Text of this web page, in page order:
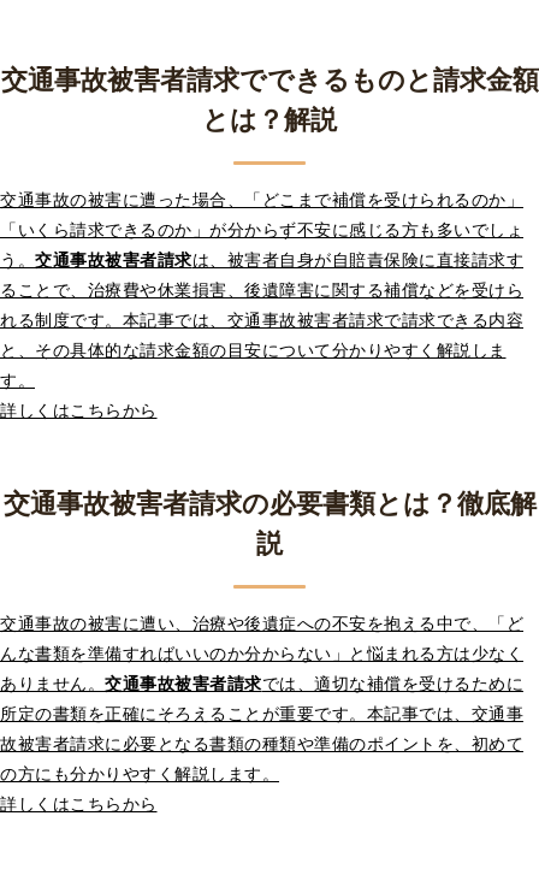
交通事故被害者請求でできるものと請求金額
とは？解説
交通事故の被害に遭った場合、「どこまで補償を受けられるのか」
「いくら請求できるのか」が分からず不安に感じる方も多いでしょ
う。 交通事故被害者請求は、被害者自身が自賠責保険に直接請求す
ることで、治療費や休業損害、後遺障害に関する補償などを受けら
れる制度です。本記事では、交通事故被害者請求で請求できる内容
と、その具体的な請求金額の目安について分かりやすく解説しま
す。
詳しくはこちらから
交通事故被害者請求の必要書類とは？徹底解
説
交通事故の被害に遭い、治療や後遺症への不安を抱える中で、「ど
んな書類を準備すればいいのか分からない」と悩まれる方は少なく
ありません。 交通事故被害者請求では、適切な補償を受けるために
所定の書類を正確にそろえることが重要です。本記事では、交通事
故被害者請求に必要となる書類の種類や準備のポイントを、初めて
の方にも分かりやすく解説します。
詳しくはこちらから